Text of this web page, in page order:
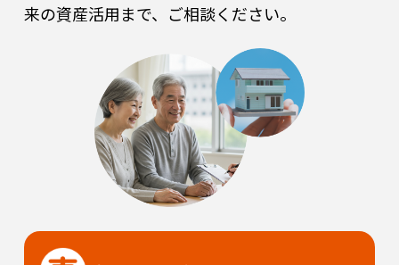
来の資産活用まで、ご相談ください。